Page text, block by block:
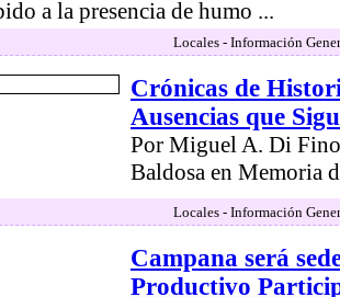
a la presencia de humo ...
Locales - Información
Crónicas de
Ausencias que
Por Miguel A. Di
Baldosa en Memoria
Locales - Información
Campana será
Productivo